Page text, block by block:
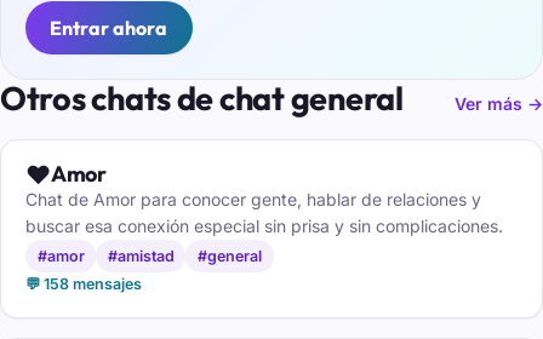
Entrar ahora
Otros chats de chat general Ver más →
❤️Amor
Chat de Amor para conocer gente, hablar de relaciones y
buscar esa conexión especial sin prisa y sin complicaciones.
#amor #amistad
#general
💬 158 mensajes